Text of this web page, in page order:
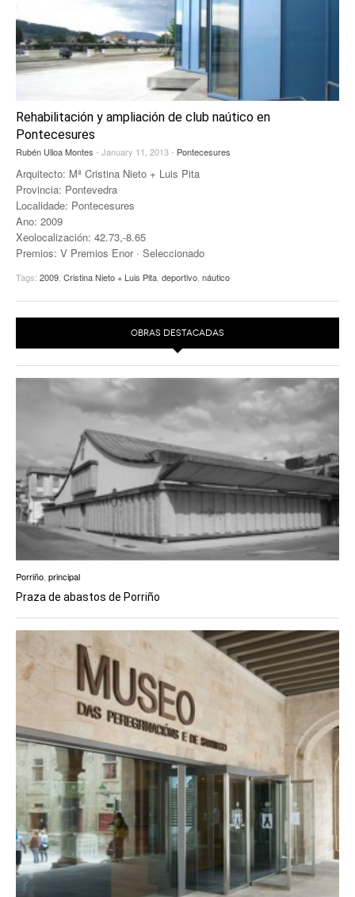
Rehabilitación y ampliación de club naútico en
Pontecesures
Rubén Ulloa Montes - January 11, 2013 - Pontecesures
Arquitecto: Mª Cristina Nieto + Luis Pita
Provincia: Pontevedra
Localidade: Pontecesures
Ano: 2009
Xeolocalización: 42.73,-8.65
Premios: V Premios Enor · Seleccionado
Tags: 2009 Cristina Nieto + Luis Pita deportivo náutico
OBRAS DESTACADAS
Porriño, principal
Praza de abastos de Porriño